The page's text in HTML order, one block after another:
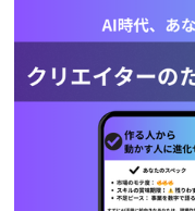
ゲーム・エンタメ
広告
CREATIVE VILLAGE
プロフェ